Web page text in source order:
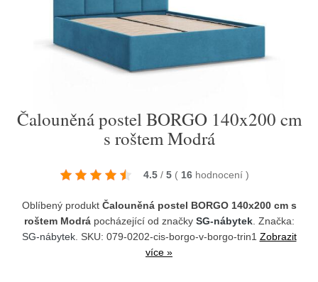
Čalouněná postel BORGO 140x200 cm
s roštem Modrá
4.5 / 5 ( 16 hodnocení )
Oblíbený produkt Čalouněná postel BORGO 140x200 cm s
roštem Modrápocházející od značky SG-nábytek. Značka:
SG-nábytek. SKU: 079-0202-cis-borgo-v-borgo-trin1 Zobrazit
více »